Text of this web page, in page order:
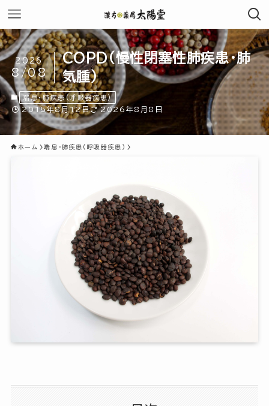
COPD(慢性閉塞性肺疾患・肺
気腫)
2026
8/08
喘息・肺疾患(呼吸器疾患)
2015年8月12日 2026年8月8日
ホーム 喘息・肺疾患(呼吸器疾患)